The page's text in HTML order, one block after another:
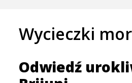
Wycieczki
Odwiedź